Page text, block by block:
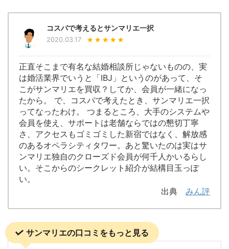
コスパで考えるとサンマリエ一択
2020.03.17
正直そこまで有名な結婚相談所じゃないものの、実
は婚活業界でいうと「IBJ」というのがあって、そ
こがサンマリエを買収？してか、会員が一緒になっ
たから。 で、コスパで考えたとき、サンマリエ一択
ってなったわけ。 つまるところ、大手のシステムや
会員を使え、サポートは老舗ならではの懇切丁寧
さ、アクセスもゴミゴミした新宿ではなく、解放感
のあるオペラシティタワー。あと驚いたのは実はサ
ンマリエ独自のクローズド会員が何千人かいるらし
い。そこからのシークレット紹介が結構目玉っぽ
い。
出典 みん評
サンマリエの口コミをもっと見る